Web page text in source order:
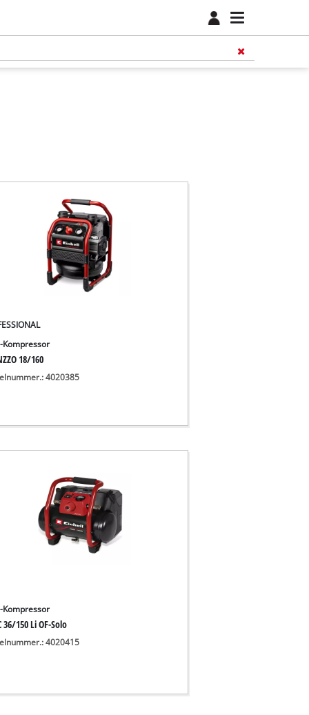
Kompressor
18/160
4020385
Kompressor
36/150 Li OF-Solo
4020415